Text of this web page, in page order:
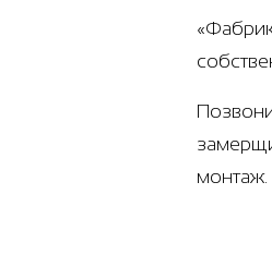
монтаж.